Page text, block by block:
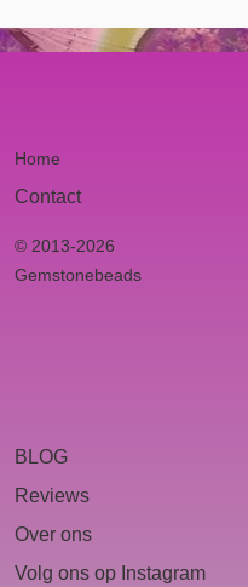
Home
Contact
© 2013-2026
Gemstonebeads
BLOG
Reviews
Over ons
Volg ons op Instagram